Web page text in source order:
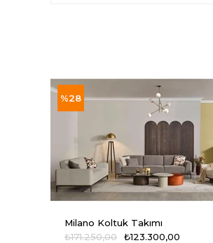
Milano Koltuk Takımı
₺123.300,00
₺171.250,00
%28